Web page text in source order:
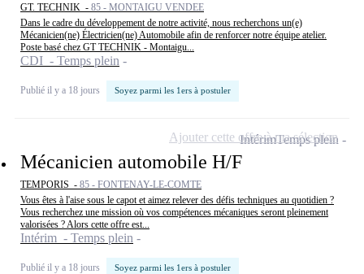
GT. TECHNIK - 85 - MONTAIGU VENDEE
Dans le cadre du développement de notre activité, nous recherchons un(e)
Mécanicien(ne) Électricien(ne) Automobile afin de renforcer notre équipe atelier.
Poste basé chez GT TECHNIK - Montaigu...
CDI - Temps plein
Publié il y a 18 jours Soyez parmi les 1ers à postuler
Mécanicien automobile H/F
TEMPORIS - 85 - FONTENAY-LE-COMTE
Vous êtes à l'aise sous le capot et aimez relever des défis techniques au quotidien ?
Vous recherchez une mission où vos compétences mécaniques seront pleinement
valorisées ? Alors cette offre est...
Intérim - Temps plein
Publié il y a 18 jours Soyez parmi les 1ers à postuler
IntérimTemps plein
Ajouter cette offre à ma sélection